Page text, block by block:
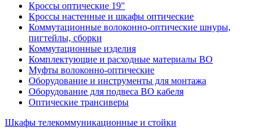
Кроссы оптические 19"
Кроссы настенные и шкафы оптические
Коммутационные волоконно-оптические шнуры,
пигтейлы, сборки
Коммутационные изделия
Комплектующие и расходные материалы ВО
Муфты волоконно-оптические
Оборудование и инструменты для монтажа
Оборудование для подвеса ВО кабеля
Оптические трансиверы
Шкафы телекоммуникационные и стойки